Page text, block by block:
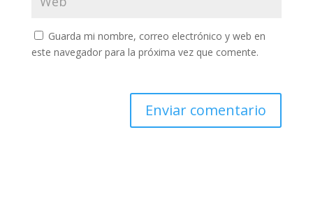
Guarda mi nombre, correo electrónico y web en
este navegador para la próxima vez que comente.